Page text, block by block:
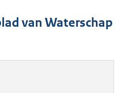
van Waterschap